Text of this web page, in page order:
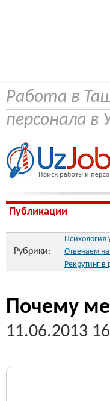
Работа в
персонала в
Публикации
Рубрики:
Психология
Отвечаем
Рекрутинг в
Почему
11.06.2013